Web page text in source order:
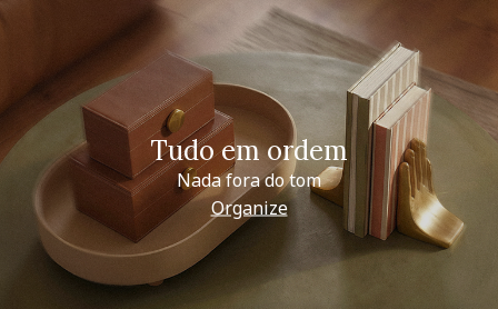
Tudo em ordem
Nada fora do tom
Organize